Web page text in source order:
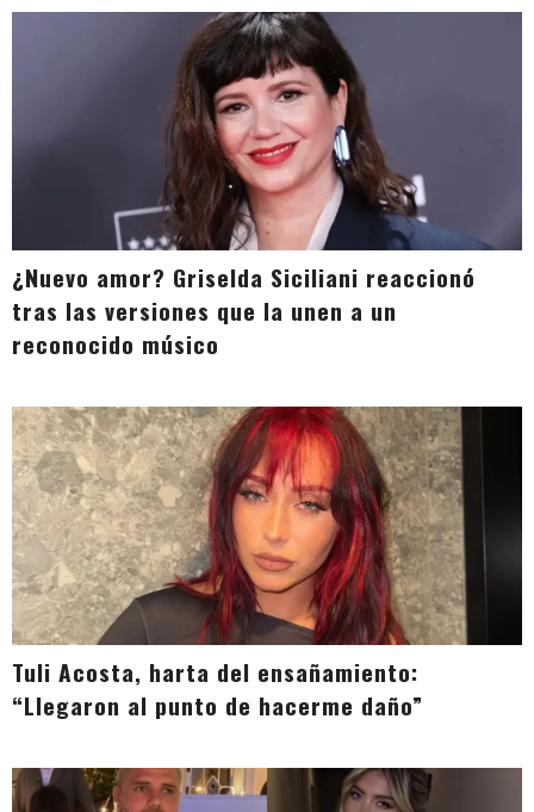
¿Nuevo amor? Griselda Siciliani reaccionó
tras las versiones que la unen a un
reconocido músico
Tuli Acosta, harta del ensañamiento:
“Llegaron al punto de hacerme daño”